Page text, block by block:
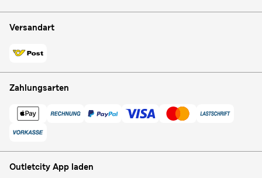
Versandart
Zahlungsarten
Outletcity App laden